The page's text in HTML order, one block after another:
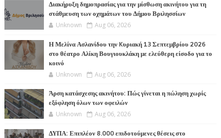
Διακήρυξη δημοπρασίας για την μίσθωση ακινήτου για τη
στάθμευση των οχημάτων του Δήμου Βριλησσίων
Unknown Aug 06, 2026
Η Μελίνα Ασλανίδου την Kυριακή 13 Σεπτεμβρίου 2026
στο θέατρο Αλίκη Βουγιουκλάκη με ελεύθερη είσοδο για το
κοινό
Unknown Aug 06, 2026
Άρση κατάσχεσης ακινήτου: Πώς γίνεται η πώληση χωρίς
εξόφληση όλων των οφειλών
Unknown Aug 06, 2026
ΔΥΠΑ: Επιπλέον 8.000 επιδοτούμενες θέσεις στο